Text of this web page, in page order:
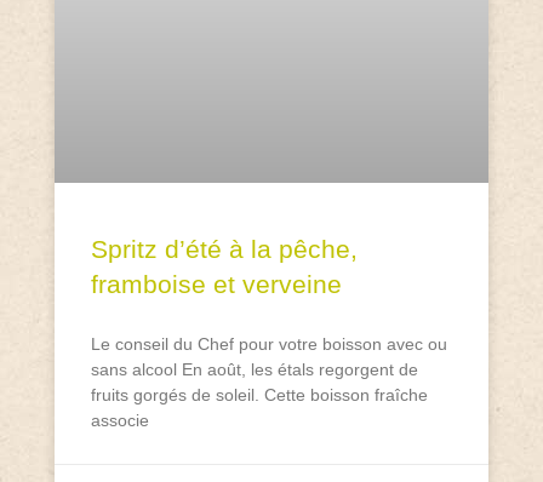
Spritz d’été à la pêche,
framboise et verveine
Le conseil du Chef pour votre boisson avec ou
sans alcool En août, les étals regorgent de
fruits gorgés de soleil. Cette boisson fraîche
associe